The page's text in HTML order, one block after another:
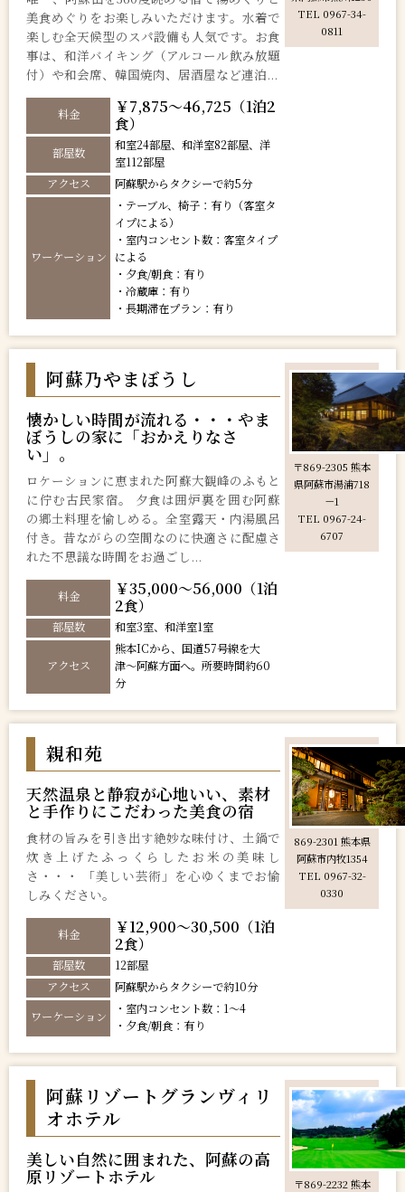
美食めぐりをお楽しみいただけます。水着で
楽しむ全天候型のスパ設備も人気です。お食
事は、和洋バイキング（アルコール飲み放題
付）や和会席、韓国焼肉、居酒屋など連泊...
料金
￥7,875～46,725（1泊2
食）
部屋数
和室24部屋、和洋室82部屋、洋
室112部屋
アクセス
阿蘇駅からタクシーで約5分
ワーケーション
・テーブル、椅子：有り（客室タ
イプによる）
・室内コンセント数：客室タイプ
による
・夕食/朝食：有り
・冷蔵庫：有り
・長期滞在プラン：有り
TEL 0967-34-
0811
阿蘇乃やまぼうし
懐かしい時間が流れる・・・やま
ぼうしの家に「おかえりなさ
い」。
ロケーションに恵まれた阿蘇大観峰のふもと
に佇む古民家宿。 夕食は囲炉裏を囲む阿蘇
の郷土料理を愉しめる。全室露天・内湯風呂
付き。昔ながらの空間なのに快適さに配慮さ
れた不思議な時間をお過ごし...
料金
￥35,000～56,000（1泊
2食）
部屋数 和室3室、和洋室1室
アクセス
熊本ICから、国道57号線を大
津〜阿蘇方面へ。所要時間約60
分
〒869-2305 熊本
県阿蘇市湯浦718
－1
TEL 0967-24-
6707
親和苑
天然温泉と静寂が心地いい、素材
と手作りにこだわった美食の宿
食材の旨みを引き出す絶妙な味付け、土鍋で
炊き上げたふっくらしたお米の美味し
さ・・・ 「美しい芸術」を心ゆくまでお愉
しみください。
料金
￥12,900～30,500（1泊
2食）
部屋数
12部屋
アクセス
阿蘇駅からタクシーで約10分
ワーケーション
・室内コンセント数：1～4
・夕食/朝食：有り
869-2301 熊本県
阿蘇市内牧1354
TEL 0967-32-
0330
阿蘇リゾートグランヴィリ
オホテル
美しい自然に囲まれた、阿蘇の高
原リゾートホテル
〒869-2232 熊本